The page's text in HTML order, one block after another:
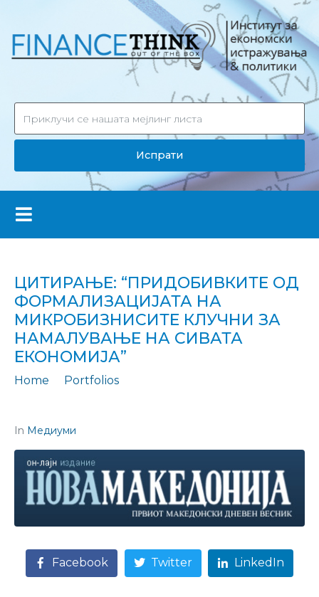
Испрати
ЦИТИРАЊЕ: “ПРИДОБИВКИТЕ ОД
ФОРМАЛИЗАЦИЈАТА НА
МИКРОБИЗНИСИТЕ КЛУЧНИ ЗА
НАМАЛУВАЊЕ НА СИВАТА
ЕКОНОМИЈА”
Home
Portfolios
In Медиуми
Facebook Twitter LinkedIn